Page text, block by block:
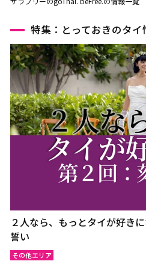
特集：とっておきのタイ
２人なら、もっとタイが好き
誓い
その他エリア